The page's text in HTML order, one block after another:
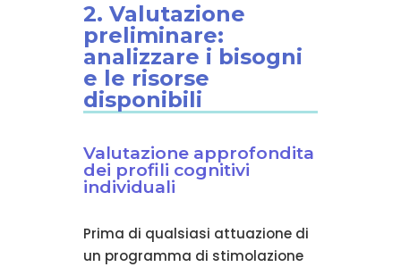
2. Valutazione
preliminare:
analizzare i bisogni
e le risorse
disponibili
Valutazione approfondita
dei profili cognitivi
individuali
Prima di qualsiasi attuazione di
un programma di stimolazione